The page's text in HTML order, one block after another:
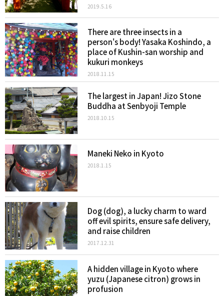
2019.5.16
There are three insects in a
person's body! Yasaka Koshindo, a
place of Kushin-san worship and
kukuri monkeys
2018.11.15
The largest in Japan! Jizo Stone
Buddha at Senbyoji Temple
2018.10.15
Maneki Neko in Kyoto
2018.1.15
Dog (dog), a lucky charm to ward
off evil spirits, ensure safe delivery,
and raise children
2017.12.31
A hidden village in Kyoto where
yuzu (Japanese citron) grows in
profusion